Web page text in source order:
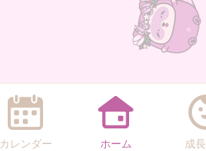
カレンダー ホーム 成